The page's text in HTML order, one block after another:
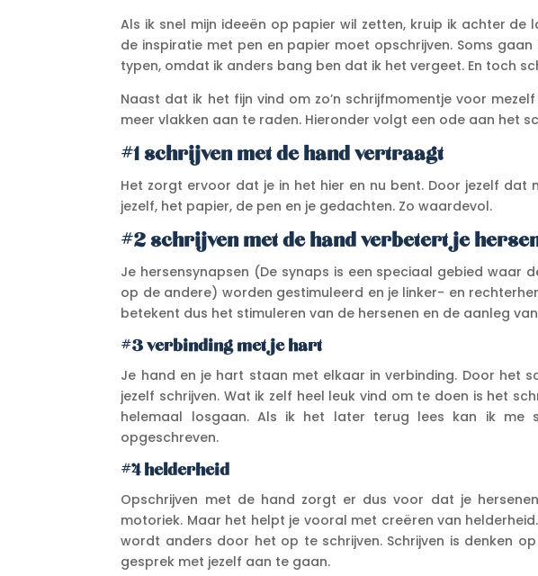
Als ik snel mijn ideeën op papier wil zetten, kruip ik achter
de inspiratie met pen en papier moet opschrijven. Soms gaan
typen, omdat ik anders bang ben dat ik het vergeet. En toch
Naast dat ik het fijn vind om zo’n schrijfmomentje voor
meer vlakken aan te raden. Hieronder volgt een ode aan het
#1 schrijven met de hand vertraagt
Het zorgt ervoor dat je in het hier en nu bent. Door jezelf dat
jezelf, het papier, de pen en je gedachten. Zo waardevol.
#2 schrijven met de hand verbetert je
Je hersensynapsen (De synaps is een speciaal gebied waar
op de andere) worden gestimuleerd en je linker- en
betekent dus het stimuleren van de hersenen en de aanleg
#3 verbinding met je hart
Je hand en je hart staan met elkaar in verbinding. Door het
jezelf schrijven. Wat ik zelf heel leuk vind om te doen is het
helemaal losgaan. Als ik het later terug lees kan ik me
opgeschreven.
#4 helderheid
Opschrijven met de hand zorgt er dus voor dat je
motoriek. Maar het helpt je vooral met creëren van
wordt anders door het op te schrijven. Schrijven is denken
gesprek met jezelf aan te gaan.